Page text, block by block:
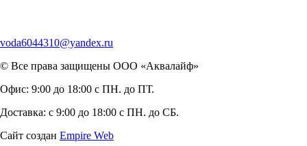
voda6044310@yandex.ru
© Все права защищены ООО «Аквалайф»
Офис: 9:00 до 18:00 с ПН. до ПТ.
Доставка: с 9:00 до 18:00 с ПН. до СБ.
Сайт создан Empire Web